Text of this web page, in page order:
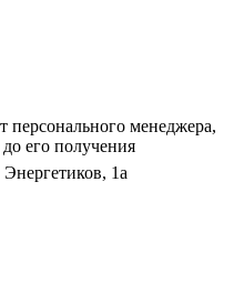
менеджера,
его получения
1а